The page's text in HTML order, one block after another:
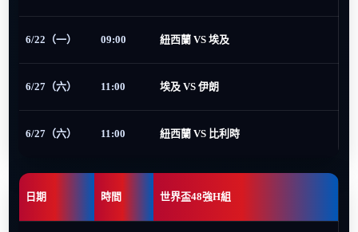
6/22（一） 09:00 紐西蘭 VS 埃及
6/27（六） 11:00 埃及 VS 伊朗
6/27（六） 11:00 紐西蘭 VS 比利時
日期 時間 世界盃48強H組